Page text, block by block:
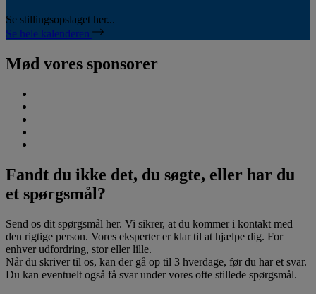
Se stillingsopslaget her...
Se hele kalenderen
Mød vores sponsorer
Fandt du ikke det, du søgte, eller har du
et spørgsmål?
Send os dit spørgsmål her. Vi sikrer, at du kommer i kontakt med
den rigtige person. Vores eksperter er klar til at hjælpe dig. For
enhver udfordring, stor eller lille.
Når du skriver til os, kan der gå op til 3 hverdage, før du har et svar.
Du kan eventuelt også få svar under vores ofte stillede spørgsmål.